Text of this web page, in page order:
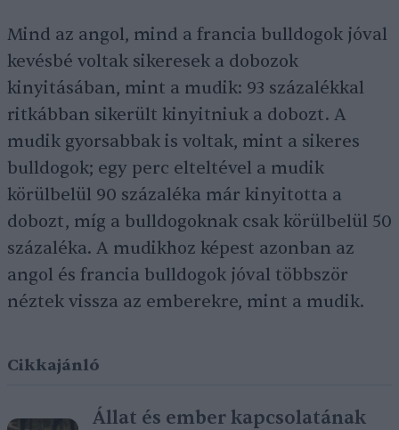
Mind az angol, mind a francia bulldogok jóval
kevésbé voltak sikeresek a dobozok
kinyitásában, mint a mudik: 93 százalékkal
ritkábban sikerült kinyitniuk a dobozt. A
mudik gyorsabbak is voltak, mint a sikeres
bulldogok; egy perc elteltével a mudik
körülbelül 90 százaléka már kinyitotta a
dobozt, míg a bulldogoknak csak körülbelül 50
százaléka. A mudikhoz képest azonban az
angol és francia bulldogok jóval többször
néztek vissza az emberekre, mint a mudik.
Cikkajánló
Állat és ember kapcsolatának